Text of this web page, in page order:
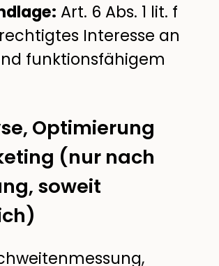
Art. 6 Abs. 1 lit. f
Interesse an
funktionsfähigem
Optimierung
(nur nach
soweit